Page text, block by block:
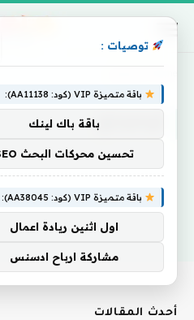
أحدث المقالات
توصيات :
باقة متميزة VIP (كود: AA11138):
باقة باك لينك
تحسين محركات البحث SEO
باقة متميزة VIP (كود: AA38045):
اول اثنين ريادة اعمال
مشاركة ارباح ادسنس